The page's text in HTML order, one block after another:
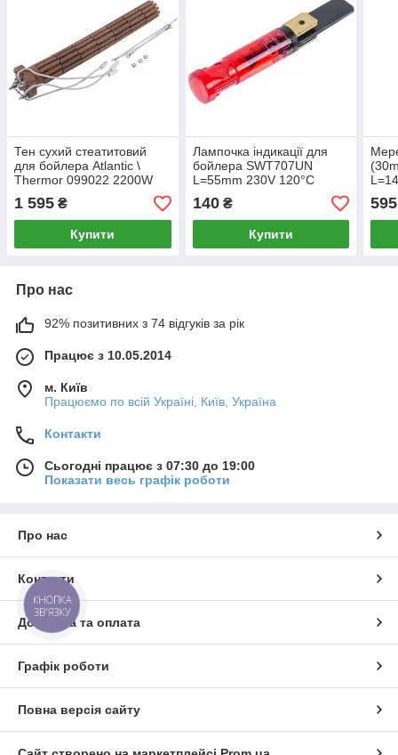
Тен сухий стеатитовий
для бойлера Atlantic \
Thermor 099022 2200W
D=48mm L=390mm 230V
1 595 ₴
Купити
Лампочка індикації для
бойлера SWT707UN
L=55mm 230V 120°С
D=9mm (2 контакти)
140₴
Купити
595
Про нас
92% позитивних з 74 відгуків за рік
Працює з 10.05.2014
м. Київ
Працюємо по всій Україні, Київ, Україна
Контакти
Сьогодні працює з 07:30 до 19:00
Показати весь графік роботи
Про нас
Контакти
Доставка та оплата
Графік роботи
Повна версія сайту
КНОПКА
ЗВ'ЯЗКУ